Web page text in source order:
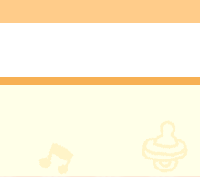
日
ぐん伊丹っ子
ました。